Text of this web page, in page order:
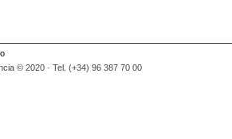
© 2020 · Tel. (+34) 96 387 70 00